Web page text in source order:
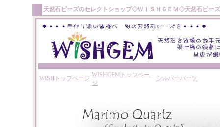
天然石ビーズのセレクトショップ◇ＷＩＳＨＧＥＭ ◇天然石ビーズ
WISHトップページ
WISHGEMトップペー
ジ
シルバーパーツ